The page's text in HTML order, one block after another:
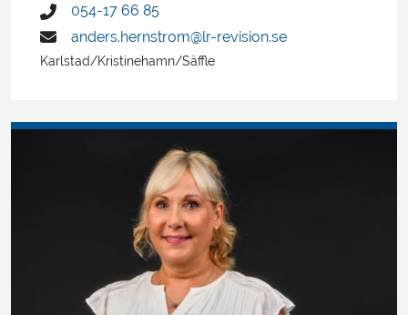
054-17 66 85
anders.hernstrom@lr-revision.se
Karlstad/Kristinehamn/Säffle